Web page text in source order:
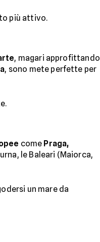
più attivo.
, magari approfittando
, sono mete perfette per
come Praga,
le Baleari (Maiorca,
un mare da